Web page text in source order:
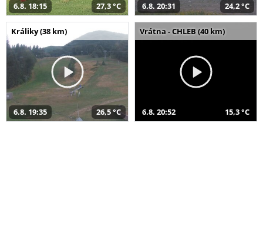
6.8. 18:15 27,3 °C 6.8. 20:31 24,2 °C
Králiky (38 km)
6.8. 19:35 26,5 °C
Vrátna - CHLEB (40 km)
6.8. 20:52 15,3 °C